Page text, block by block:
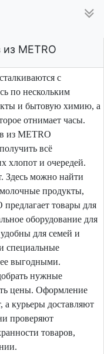
METRO
с
по нескольким
и бытовую химию, а
отнимает часы.
из METRO
всё
хлопот и очередей.
Здесь можно найти
продукты,
товары для
оборудование для
для семей и
специальные
выгодными.
нужные
цены. Оформление
а курьеры доставляют
проверяют
товаров,